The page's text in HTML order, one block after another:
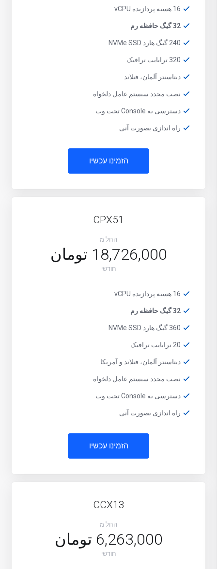
16 هسته پردازنده vCPU
32 گیگ حافظه رم
240 گیگ هارد NVMe SSD
320 ترابایت ترافیک
دیتاسنتر آلمان، فنلاند
نصب مجدد سیستم عامل دلخواه
دسترسی به Console تحت وب
راه اندازی بصورت آنی
הזמינו עכשיו
CPX51
החל מ
18,726,000 تومان
חודשי
16 هسته پردازنده vCPU
32 گیگ حافظه رم
360 گیگ هارد NVMe SSD
20 ترابایت ترافیک
دیتاسنتر آلمان، فنلاند و آمریکا
نصب مجدد سیستم عامل دلخواه
دسترسی به Console تحت وب
راه اندازی بصورت آنی
הזמינו עכשיו
CCX13
החל מ
6,263,000 تومان
חודשי